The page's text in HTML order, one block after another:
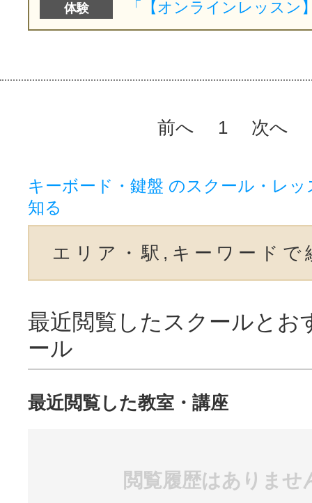
体験
前へ 1 次へ
キーボード・鍵盤 のスクール・レ
知る
エリア・駅,キーワードで
最近閲覧したスクールとお
ール
最近閲覧した教室・講座
閲覧履歴はありませ